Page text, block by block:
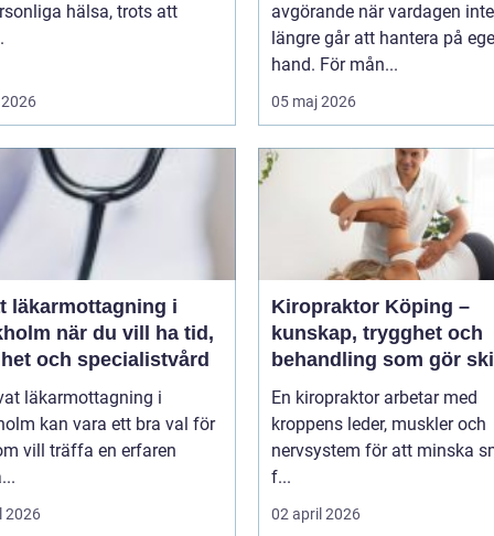
hälsa, trots att
avgörande när vardagen inte
längre går att hantera på
hand. För mån...
05 maj 2026
läkarmottagning i
vill ha tid,
och specialistvård
läkarmottagning i
kan vara ett bra val för
vill träffa en erfaren
2026
Kiropraktor Köping –
kunskap, trygghet och
behandling som gör
En kiropraktor arbetar med
kroppens leder, muskler och
nervsystem för att minska
f...
02 april 2026